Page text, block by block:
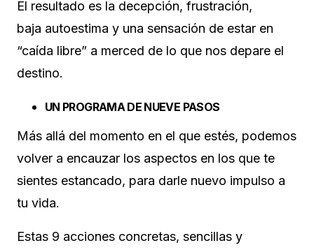
El resultado es la decepción, frustración,
baja autoestima y una sensación de estar en
“caída libre” a merced de lo que nos depare el
destino.
UN PROGRAMA DE NUEVE PASOS
Más allá del momento en el que estés, podemos
volver a encauzar los aspectos en los que te
sientes estancado, para darle nuevo impulso a
tu vida.
Estas 9 acciones concretas, sencillas y